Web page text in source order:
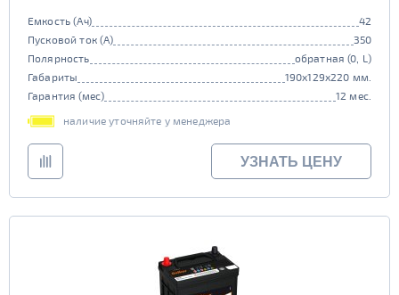
Емкость (Ач)
42
Пусковой ток (А)
350
Полярность
обратная (0, L)
Габариты
190x129x220 мм.
Гарантия (мес)
12 мес.
наличие уточняйте у менеджера
УЗНАТЬ ЦЕНУ